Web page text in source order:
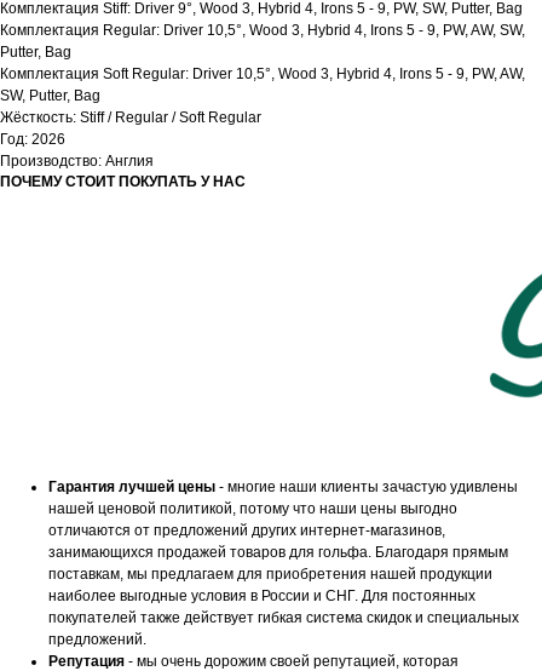
Комплектация Stiff: Driver 9°, Wood 3, Hybrid 4, Irons 5 - 9, PW, SW, Putter, Bag
Комплектация Regular: Driver 10,5°, Wood 3, Hybrid 4, Irons 5 - 9, PW, AW, SW,
Putter, Bag
Комплектация Soft Regular: Driver 10,5°, Wood 3, Hybrid 4, Irons 5 - 9, PW, AW,
SW, Putter, Bag
Жёсткость: Stiff / Regular / Soft Regular
Год: 2026
Производство: Англия
ПОЧЕМУ СТОИТ ПОКУПАТЬ У НАС
Гарантия лучшей цены - многие наши клиенты зачастую удивлены
нашей ценовой политикой, потому что наши цены выгодно
отличаются от предложений других интернет-магазинов,
занимающихся продажей товаров для гольфа. Благодаря прямым
поставкам, мы предлагаем для приобретения нашей продукции
наиболее выгодные условия в России и СНГ. Для постоянных
покупателей также действует гибкая система скидок и специальных
предложений.
Репутация - мы очень дорожим своей репутацией, которая